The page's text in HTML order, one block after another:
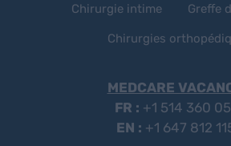
Chirurgie intime Greffe
Chirurgies
MEDCARE
FR : +1 514 360
EN : +1 647 812